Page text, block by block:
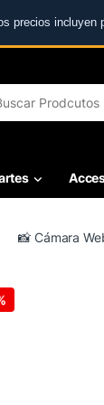
precios incluyen
for:
📸 Cámara